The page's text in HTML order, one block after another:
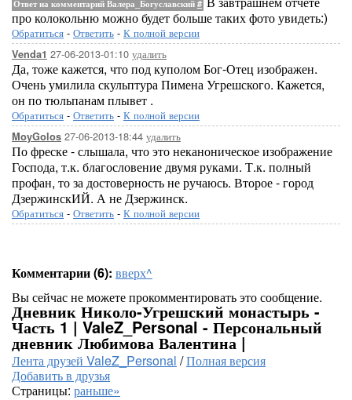
Ответ на комментарий Валера_Богуславский #
про колокольню можно будет больше таких фото увидеть:)
Обратиться - Ответить - К полной версии
Venda1 27-06-2013-01:10 удалить
Да, тоже кажется, что под куполом Бог-Отец изображен.
Очень умилила скульптура Пимена Угрешского. Кажется,
он по тюльпанам плывет .
Обратиться - Ответить - К полной версии
MoyGolos 27-06-2013-18:44 удалить
По фреске - слышала, что это неканоническое изображение
Господа, т.к. благословение двумя руками. Т.к. полный
профан, то за достоверность не ручаюсь. Второе - город
ДзержинскИЙ. А не Дзержинск.
Обратиться - Ответить - К полной версии
Комментарии (6): вверх^
Вы сейчас не можете прокомментировать это сообщение.
Дневник Николо-Угрешский монастырь -
Часть 1 | ValeZ_Personal - Персональный
дневник Любимова Валентина |
Лента друзей ValeZ_Personal /Полная версия
Добавить в друзья
Страницы: раньше»